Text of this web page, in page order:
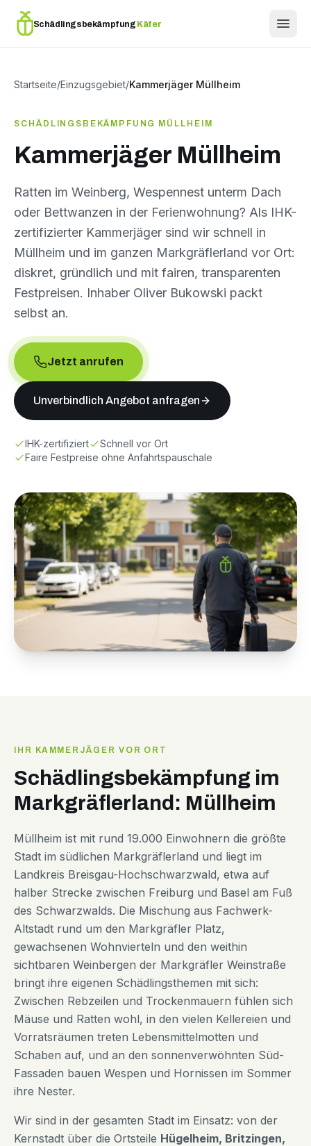
Schädlingsbekämpfung Käfer
Startseite/Einzugsgebiet/Kammerjäger Müllheim
SCHÄDLINGSBEKÄMPFUNG MÜLLHEIM
Kammerjäger Müllheim
Ratten im Weinberg, Wespennest unterm Dach
oder Bettwanzen in der Ferienwohnung? Als IHK-
zertifizierter Kammerjäger sind wir schnell in
Müllheim und im ganzen Markgräflerland vor Ort:
diskret, gründlich und mit fairen, transparenten
Festpreisen. Inhaber Oliver Bukowski packt
selbst an.
Jetzt anrufen
Unverbindlich Angebot anfragen
IHK-zertifiziert
Schnell vor Ort
Faire Festpreise ohne Anfahrtspauschale
IHR KAMMERJÄGER VOR ORT
Schädlingsbekämpfung im
Markgräflerland: Müllheim
Müllheim ist mit rund 19.000 Einwohnern die größte
Stadt im südlichen Markgräflerland und liegt im
Landkreis Breisgau-Hochschwarzwald, etwa auf
halber Strecke zwischen Freiburg und Basel am Fuß
des Schwarzwalds. Die Mischung aus Fachwerk-
Altstadt rund um den Markgräfler Platz,
gewachsenen Wohnvierteln und den weithin
sichtbaren Weinbergen der Markgräfler Weinstraße
bringt ihre eigenen Schädlingsthemen mit sich:
Zwischen Rebzeilen und Trockenmauern fühlen sich
Mäuse und Ratten wohl, in den vielen Kellereien und
Vorratsräumen treten Lebensmittelmotten und
Schaben auf, und an den sonnenverwöhnten Süd-
Fassaden bauen Wespen und Hornissen im Sommer
ihre Nester.
Wir sind in der gesamten Stadt im Einsatz: von der
Kernstadt über die Ortsteile Hügelheim, Britzingen,